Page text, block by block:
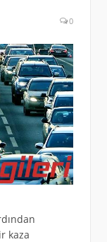
0
kaza